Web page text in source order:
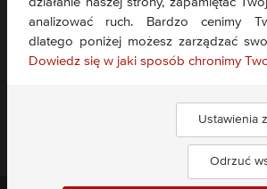
Plac Grunwaldzki 11
50-377 Wrocław
Deklaracja dostępności
analizować ruch. Bardzo cenimy
dlatego poniżej możesz zarządzać
Dowiedz się w jaki sposób chronimy
Ustawienia
Odrzuć